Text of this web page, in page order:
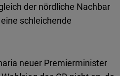
der nördliche Nachbar
schleichende
neuer Premierminister